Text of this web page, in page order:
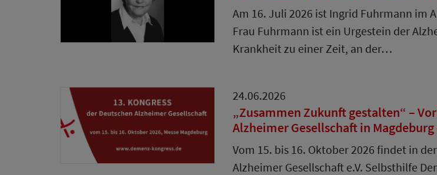
Am 16. Juli 2026 ist Ingrid Fuhrmann im
Frau Fuhrmann ist ein Urgestein der
Krankheit zu einer Zeit, an der…
24.06.2026
„Zusammen Zukunft gestalten“ –
Alzheimer Gesellschaft in
Vom 15. bis 16. Oktober 2026 findet in
Alzheimer Gesellschaft e.V. Selbsthilfe